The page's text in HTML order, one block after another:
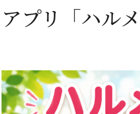
アプリ「ハル